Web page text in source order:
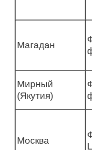
Магадан
Мирный
(Якутия)
Москва